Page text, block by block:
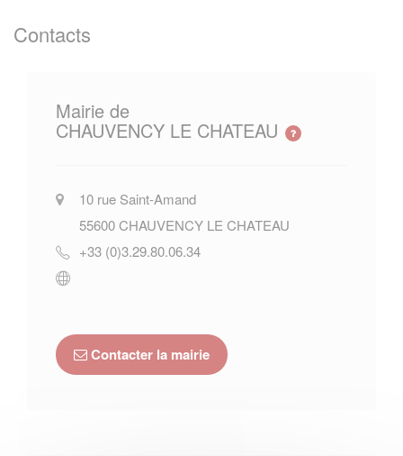
Contacts
Mairie de
CHAUVENCY LE CHATEAU
10 rue Saint-Amand
55600CHAUVENCY LE CHATEAU
+33 (0)3.29.80.06.34
Contacter la mairie